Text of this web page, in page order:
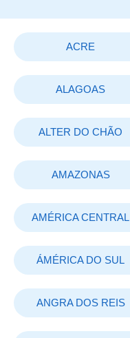
ACRE
ALAGOAS
ALTER DO CHÃO
AMAZONAS
AMÉRICA CENTRAL
ÁMÉRICA DO SUL
ANGRA DOS REIS